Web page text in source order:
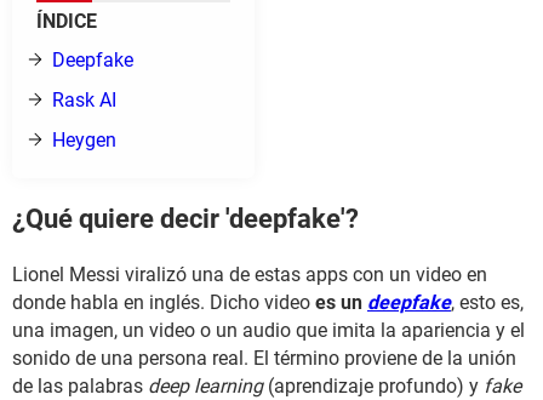
ÍNDICE
Deepfake
Rask AI
Heygen
¿Qué quiere decir 'deepfake'?
Lionel Messi viralizó una de estas apps con un video en
donde habla en inglés. Dicho video es un deepfake, esto es,
una imagen, un video o un audio que imita la apariencia y el
sonido de una persona real. El término proviene de la unión
de las palabras deep learning(aprendizaje profundo) y fake